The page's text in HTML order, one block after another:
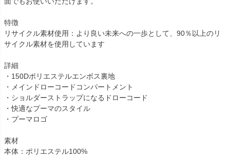
特徴
リサイクル素材使用：より良い未来への一歩として、90％以上のリ
サイクル素材を使用しています
詳細
・150Dポリエステルエンボス裏地
・メインドローコードコンパートメント
・ショルダーストラップになるドローコード
・快適なプーマのスタイル
・プーマロゴ
素材
本体：ポリエステル100%